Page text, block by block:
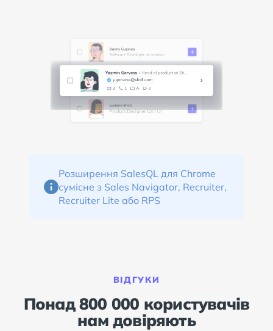
Розширення SalesQL для Chrome
сумісне з Sales Navigator, Recruiter,
Recruiter Lite або RPS
ВІДГУКИ
Понад 800 000 користувачів
нам довіряють